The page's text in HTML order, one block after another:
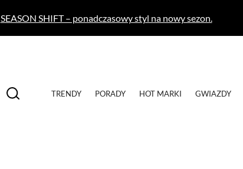
SEASON SHIFT – ponadczasowy styl na nowy sezon.
TRENDY PORADY HOT MARKI GWIAZDY